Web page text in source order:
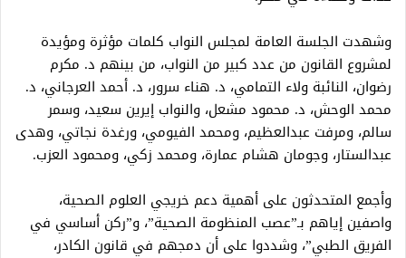
وشهدت الجلسة العامة لمجلس النواب كلمات مؤثرة ومؤيدة
لمشروع القانون من عدد كبير من النواب، من بينهم د. مكرم
رضوان، النائبة ولاء التمامي، د. هناء سرور، د. أحمد العرجاني، د.
محمد الوحش، د. محمود مشعل، والنواب إيرين سعيد، وسمر
سالم، ومرفت عبدالعظيم، ومحمد الفيومي، ورغدة نجاتي، وهدى
عبدالستار، وجومان هشام عمارة، ومحمد زكي، ومحمود العزب.
وأجمع المتحدثون على أهمية دعم خريجي العلوم الصحية،
واصفين إياهم بـ”عصب المنظومة الصحية”، و”ركن أساسي في
الفريق الطبي”، وشددوا على أن دمجهم في قانون الكادر،